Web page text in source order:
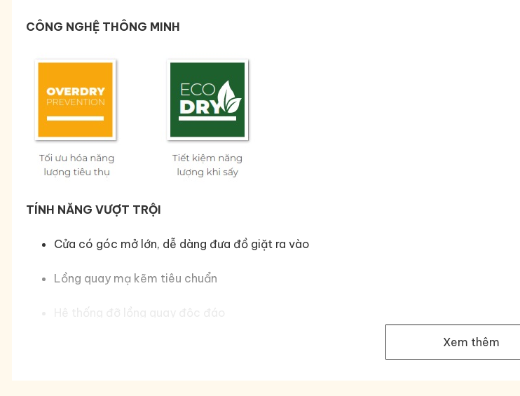
CÔNG NGHỆ THÔNG MINH
TÍNH NĂNG VƯỢT TRỘI
Cửa có góc mở lớn, dễ dàng đưa đồ giặt ra vào
Lồng quay mạ kẽm tiêu chuẩn
Hệ thống đỡ lồng quay độc đáo
Xem thêm